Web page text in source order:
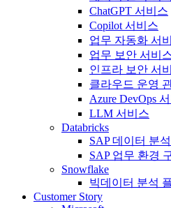
ChatGPT 서비스
Copilot 서비스
업무 자동화 서
업무 보안 서비
인프라 보안 서
클라우드 운영
Azure DevOps
LLM 서비스
Databricks
SAP 데이터 분
SAP 업무 환경
Snowflake
빅데이터 분석
Customer Story